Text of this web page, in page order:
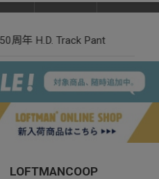
周年 H.D. Track Pant
LOFTMANCOOP